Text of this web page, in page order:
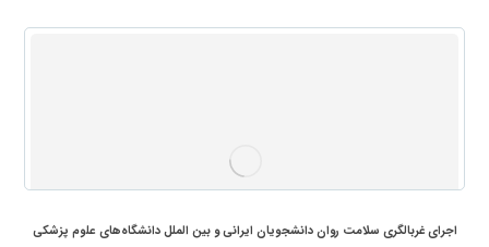
اجرای غربالگری سلامت روان دانشجویان ایرانی و بین الملل دانشگاه‌های علوم پزشکی